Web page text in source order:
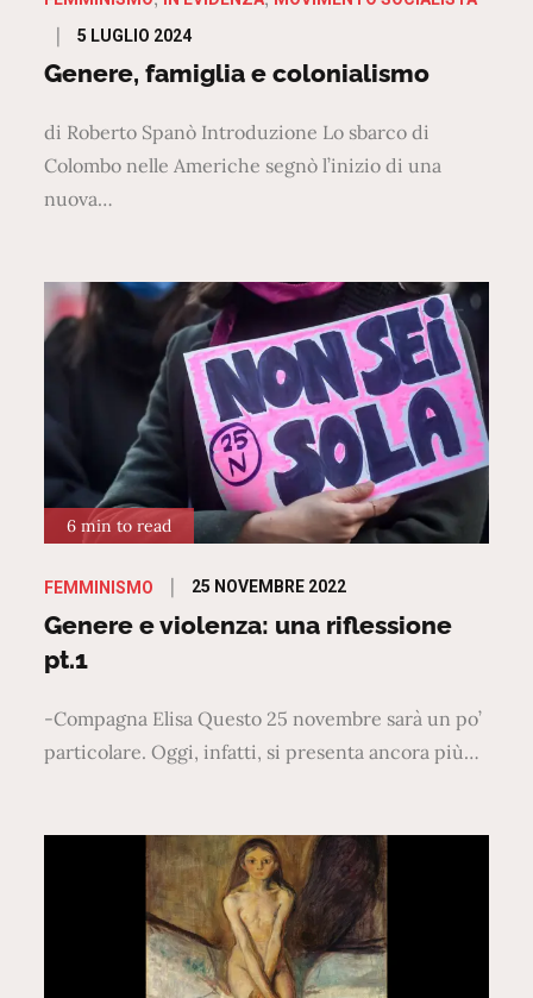
Posted
on
5 LUGLIO 2024
Genere, famiglia e colonialismo
di Roberto Spanò Introduzione Lo sbarco di
Colombo nelle Americhe segnò l’inizio di una
nuova…
6 min to read
FEMMINISMO
Posted
on
25 NOVEMBRE 2022
Genere e violenza: una riflessione
pt.1
-Compagna Elisa Questo 25 novembre sarà un po’
particolare. Oggi, infatti, si presenta ancora più…